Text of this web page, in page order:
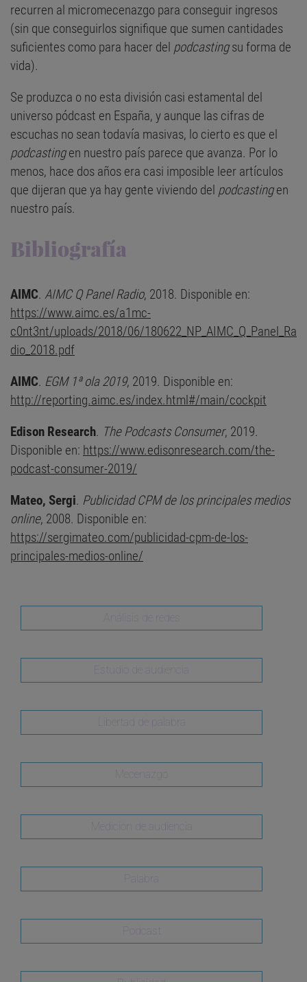
recurren al micromecenazgo para conseguir ingresos
(sin que conseguirlos signifique que sumen cantidades
suficientes como para hacer del podcastingsu forma de
vida).
Se produzca o no esta división casi estamental del
universo pódcast en España, y aunque las cifras de
escuchas no sean todavía masivas, lo cierto es que el
podcastingen nuestro país parece que avanza. Por lo
menos, hace dos años era casi imposible leer artículos
que dijeran que ya hay gente viviendo del podcastingen
nuestro país.
Bibliografía
AIMC. AIMC Q Panel Radio, 2018. Disponible en:
https://www.aimc.es/a1mc-
c0nt3nt/uploads/2018/06/180622_NP_AIMC_Q_Panel_Ra
dio_2018.pdf
AIMC. EGM 1ª ola 2019, 2019. Disponible en:
http://reporting.aimc.es/index.html#/main/cockpit
Edison Research. The Podcasts Consumer, 2019.
Disponible en: https://www.edisonresearch.com/the-
podcast-consumer-2019/
Mateo, Sergi. Publicidad CPM de los principales medios
online, 2008. Disponible en:
https://sergimateo.com/publicidad-cpm-de-los-
principales-medios-online/
Análisis de redes
Estudio de audiencia
Libertad de palabra
Mecenazgo
Medición de audiencia
Palabra
Podcast